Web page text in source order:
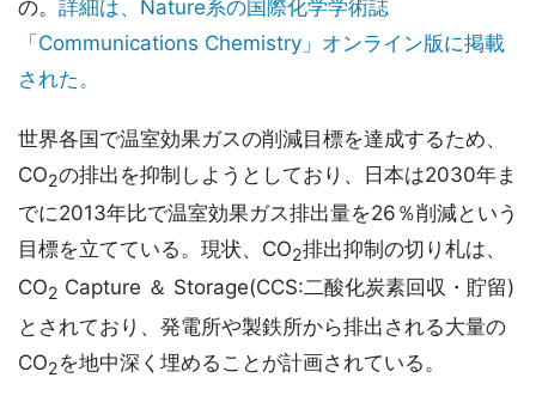
の。 詳細は、Nature系の国際化学学術誌
「Communications Chemistry」オンライン版に掲載
された。
世界各国で温室効果ガスの削減目標を達成するため、
CO2の排出を抑制しようとしており、日本は2030年ま
でに2013年比で温室効果ガス排出量を26％削減という
目標を立てている。現状、CO2排出抑制の切り札は、
CO2 Capture ＆ Storage(CCS:二酸化炭素回収・貯留)
とされており、発電所や製鉄所から排出される大量の
CO2を地中深く埋めることが計画されている。